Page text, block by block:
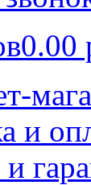
0.00
и